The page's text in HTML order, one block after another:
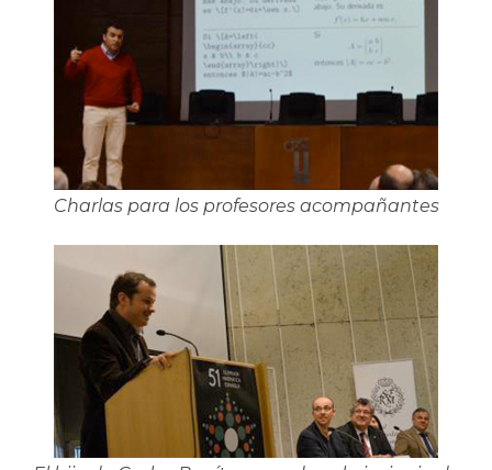
Charlas para los profesores acompañantes